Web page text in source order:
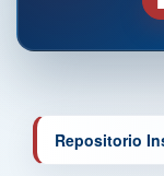
Repositorio